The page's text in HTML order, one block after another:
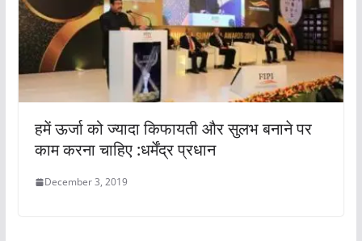
हमें ऊर्जा को ज्यादा किफायती और सुलभ बनाने पर
काम करना चाहिए :धर्मेंद्र प्रधान
December 3, 2019